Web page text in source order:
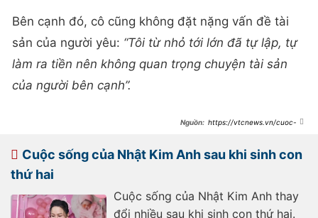
Bên cạnh đó, cô cũng không đặt nặng vấn đề tài
sản của người yêu: “Tôi từ nhỏ tới lớn đã tự lập, tự
làm ra tiền nên không quan trọng chuyện tài sản
của người bên cạnh”.
https://vtcnews.vn/cuoc-
Cuộc sống của Nhật Kim Anh sau khi sinh con
thứ hai
Cuộc sống của Nhật Kim Anh thay
đổi nhiều sau khi sinh con thứ hai.